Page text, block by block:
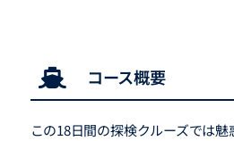
コース概要
この18日間の探検クルーズでは